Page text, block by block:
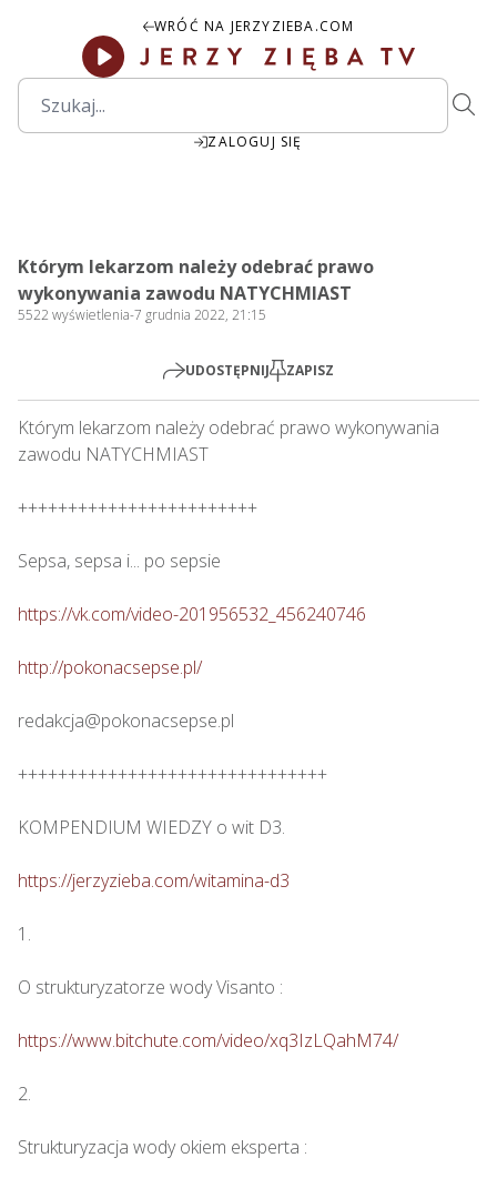
WRÓĆ NA JERZYZIEBA.COM
ZALOGUJ SIĘ
Play
Którym lekarzom należy odebrać prawo
wykonywania zawodu NATYCHMIAST
5522 wyświetlenia-7 grudnia 2022, 21:15
UDOSTĘPNIJ ZAPISZ
Którym lekarzom należy odebrać prawo wykonywania
zawodu NATYCHMIAST
++++++++++++++++++++++++
Sepsa, sepsa i... po sepsie
https://vk.com/video-201956532_456240746
http://pokonacsepse.pl/
redakcja@pokonacsepse.pl
+++++++++++++++++++++++++++++++
KOMPENDIUM WIEDZY o wit D3.
https://jerzyzieba.com/witamina-d3
1.
O strukturyzatorze wody Visanto :
https://www.bitchute.com/video/xq3IzLQahM74/
2.
Strukturyzacja wody okiem eksperta :